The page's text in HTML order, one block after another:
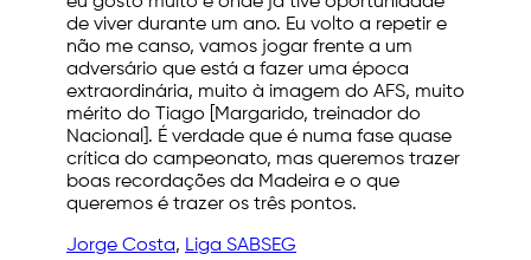
de viver durante um ano. Eu volto a repetir e
não me canso, vamos jogar frente a um
adversário que está a fazer uma época
extraordinária, muito à imagem do AFS, muito
mérito do Tiago [Margarido, treinador do
Nacional]. É verdade que é numa fase quase
crítica do campeonato, mas queremos trazer
boas recordações da Madeira e o que
queremos é trazer os três pontos.
Jorge Costa, Liga SABSEG